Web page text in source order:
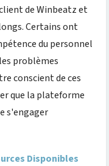
de Winbeatz et
Certains ont
du personnel
problèmes
conscient de ces
que la plateforme
s'engager
Disponibles